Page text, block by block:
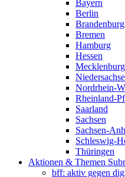
Bayern
Berlin
Brandenburg
Bremen
Hamburg
Hessen
Nordrhein-
Rheinland-
Saarland
Sachsen
Sachsen-
Schleswig-
Thüringen
Aktionen & Themen
bff: aktiv gegen